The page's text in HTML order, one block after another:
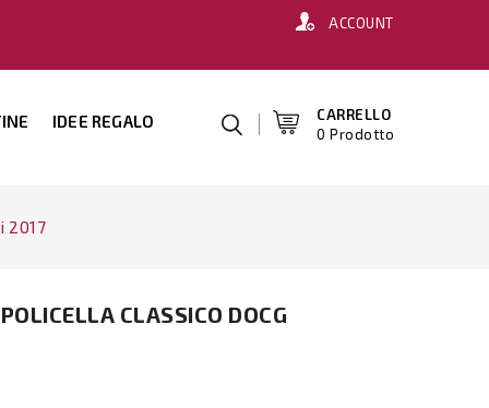
ACCOUNT
CARRELLO
0 Prodotto
IDEE REGALO
2017
CLASSICO DOCG